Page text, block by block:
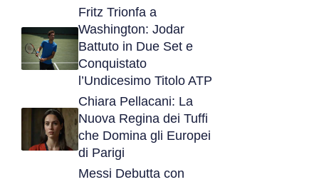
Fritz Trionfa a
Washington: Jodar
Battuto in Due Set e
Conquistato
l’Undicesimo Titolo ATP
Chiara Pellacani: La
Nuova Regina dei Tuffi
che Domina gli Europei
di Parigi
Messi Debutta con